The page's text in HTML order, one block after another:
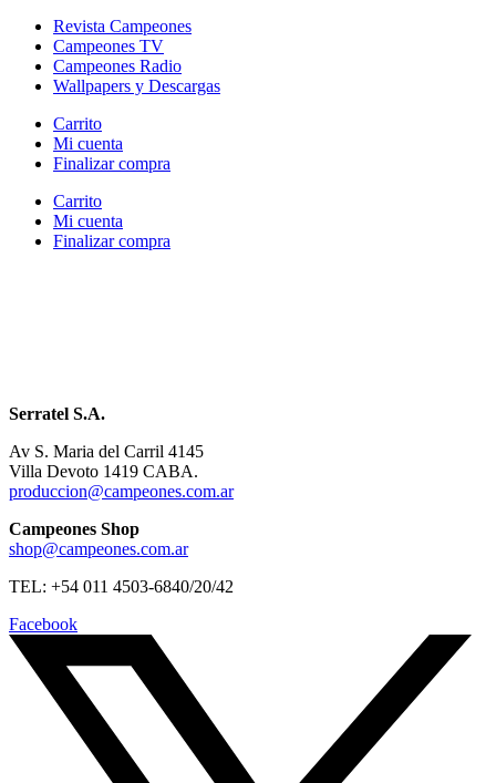
Revista Campeones
Campeones TV
Campeones Radio
Wallpapers y Descargas
Carrito
Mi cuenta
Finalizar compra
Carrito
Mi cuenta
Finalizar compra
Serratel S.A.
Av S. Maria del Carril 4145
Villa Devoto 1419 CABA.
produccion@campeones.com.ar
Campeones Shop
shop@campeones.com.ar
TEL: +54 011 4503-6840/20/42
Facebook